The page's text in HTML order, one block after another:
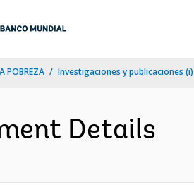
POBREZA Investigaciones y publicaciones (i)
Details